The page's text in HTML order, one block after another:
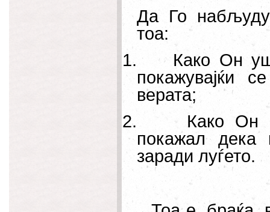
Да Го
тоа:
1.
Како Он
покажувајќи
верата;
2.
Како Он
покажал дека
заради луѓето.